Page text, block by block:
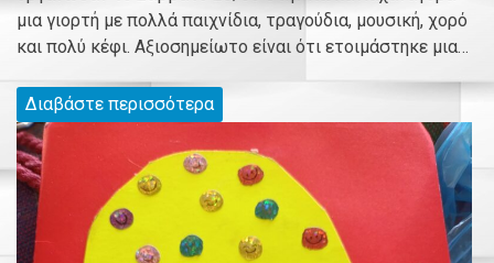
μια γιορτή με πολλά παιχνίδια, τραγούδια, μουσική, χορό
και πολύ κέφι. Αξιοσημείωτο είναι ότι ετοιμάστηκε μια…
Διαβάστε περισσότερα